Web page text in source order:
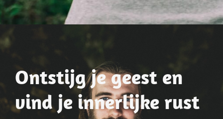
Ontstijg je geest en
vind je innerlijke rust